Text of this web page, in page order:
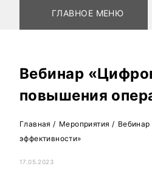
ГЛАВНОЕ МЕНЮ
Геологоразведка
Обогащение
Вебинар
повышения
Главная / Мероприятия /
эффективности»
17.05.2023